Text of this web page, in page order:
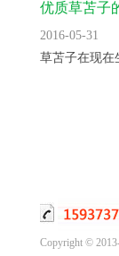
优质草苫子
2016-05-31
草苫子在现在
Copyright ©